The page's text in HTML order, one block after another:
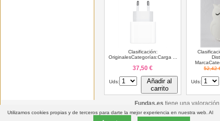
Clasificación:
OriginalesCategorías:Carga ...
37,50 €
Uds:
Añadir al
carrito
52,42
Uds:
Fundas.es tiene una
Utilizamos cookies propias y de terceros para darte la mejor experiencia en nuestra web. Al